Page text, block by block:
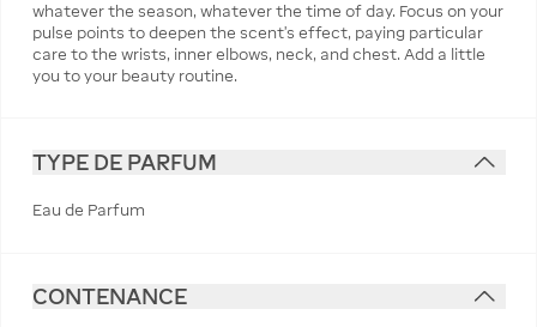
whatever the season, whatever the time of day. Focus on your
pulse points to deepen the scent's effect, paying particular
care to the wrists, inner elbows, neck, and chest. Add a little
you to your beauty routine.
TYPE DE PARFUM
Eau de Parfum
CONTENANCE